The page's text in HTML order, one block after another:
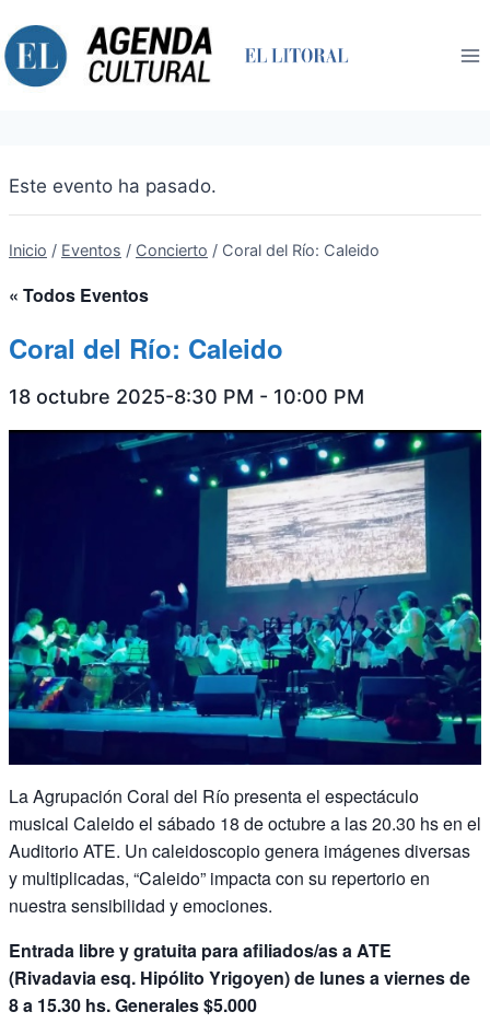
al
contenido
Este evento ha pasado.
Inicio / Eventos / Concierto / Coral del Río: Caleido
« Todos Eventos
Coral del Río: Caleido
18 octubre 2025-8:30 PM - 10:00 PM
La Agrupación Coral del Río presenta el espectáculo
musical Caleido el sábado 18 de octubre a las 20.30 hs en el
Auditorio ATE. Un caleidoscopio genera imágenes diversas
y multiplicadas, “Caleido” impacta con su repertorio en
nuestra sensibilidad y emociones.
Entrada libre y gratuita para afiliados/as a ATE
(Rivadavia esq. Hipólito Yrigoyen) de lunes a viernes de
8 a 15.30 hs. Generales $5.000